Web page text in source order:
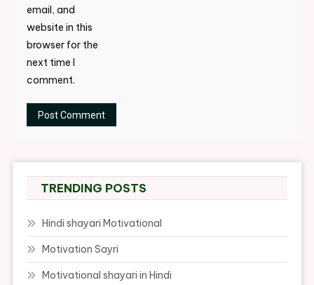
email, and
website in this
browser for the
next time I
comment.
TRENDING POSTS
Hindi shayari Motivational
Motivation Sayri
Motivational shayari in Hindi